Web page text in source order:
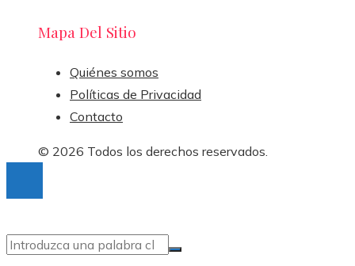
Mapa Del Sitio
Quiénes somos
Políticas de Privacidad
Contacto
© 2026 Todos los derechos reservados.